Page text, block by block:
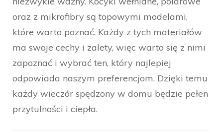
oraz z mikrofibry są topowymi modelami,
które warto poznać. Każdy z tych materiałów
ma swoje cechy i zalety, więc warto się z nimi
zapoznać i wybrać ten, który najlepiej
odpowiada naszym preferencjom. Dzięki temu
każdy wieczór spędzony w domu będzie pełen
przytulności i ciepła.